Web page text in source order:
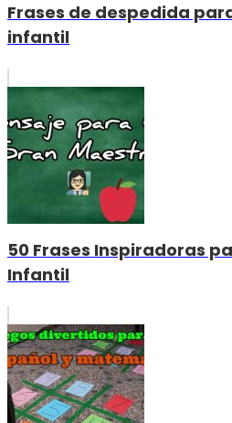
Frases de despedida
infantil
50 Frases Inspiradoras
Infantil